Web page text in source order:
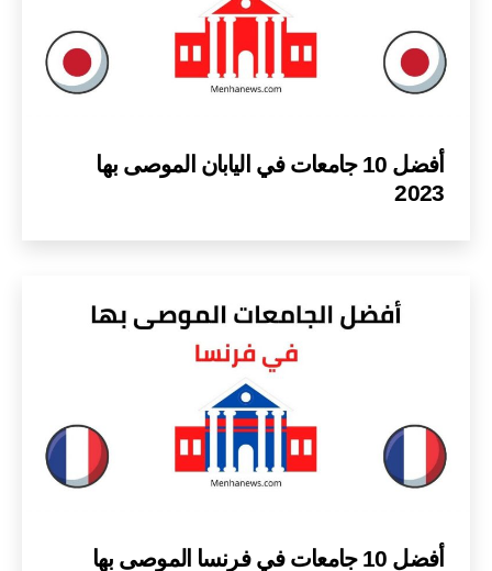
أفضل 10 جامعات في اليابان الموصى بها
2023
أفضل 10 جامعات في فرنسا الموصى بها